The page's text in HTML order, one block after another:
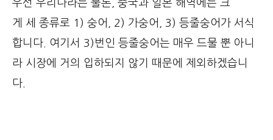
우선 우리나라는 물론, 중국과 일본 해역에는 크
게 세 종류로 1) 숭어, 2) 가숭어, 3) 등줄숭어가 서식
합니다. 여기서 3)번인 등줄숭어는 매우 드물 뿐 아니
라 시장에 거의 입하되지 않기 때문에 제외하겠습니
다.